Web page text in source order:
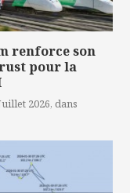
renforce son
pour la
2026, dans